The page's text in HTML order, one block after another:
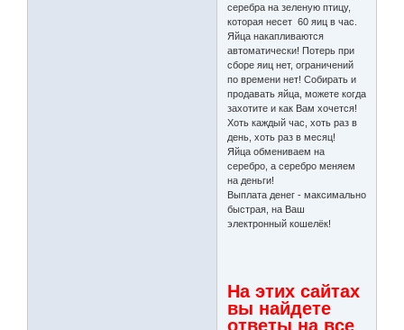
серебра на зеленую птицу,
которая несет 60 яиц в час.
Яйца накапливаются
автоматически! Потерь при
сборе яиц нет, ограничений
по времени нет! Собирать и
продавать яйца, можете когда
захотите и как Вам хочется!
Хоть каждый час, хоть раз в
день, хоть раз в месяц!
Яйца обмениваем на
серебро, а серебро меняем
на деньги!
Выплата денег - максимально
быстрая, на Ваш
электронный кошелёк!
На этих сайтах
вы найдете
ответы на все